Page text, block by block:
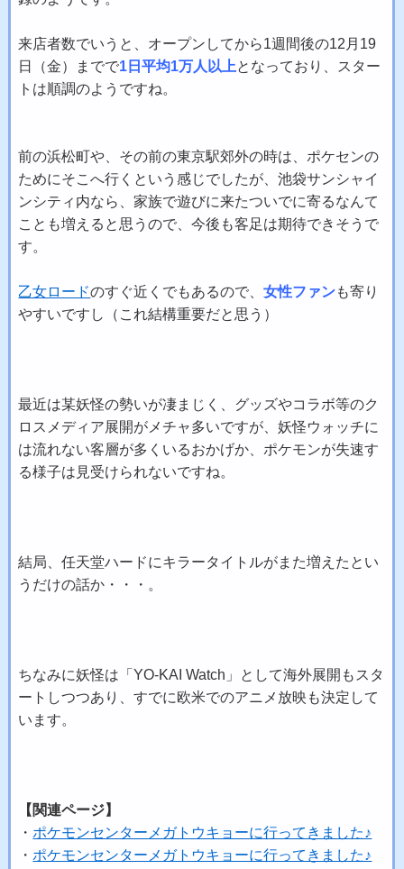
来店者数でいうと、オープンしてから1週間後の12月19
日（金）までで1日平均1万人以上となっており、スター
トは順調のようですね。
前の浜松町や、その前の東京駅郊外の時は、ポケセンの
ためにそこへ行くという感じでしたが、池袋サンシャイ
ンシティ内なら、家族で遊びに来たついでに寄るなんて
ことも増えると思うので、今後も客足は期待できそうで
す。
乙女ロードのすぐ近くでもあるので、女性ファンも寄り
やすいですし（これ結構重要だと思う）
最近は某妖怪の勢いが凄まじく、グッズやコラボ等のク
ロスメディア展開がメチャ多いですが、妖怪ウォッチに
は流れない客層が多くいるおかげか、ポケモンが失速す
る様子は見受けられないですね。
結局、任天堂ハードにキラータイトルがまた増えたとい
うだけの話か・・・。
ちなみに妖怪は「YO-KAI Watch」として海外展開もスタ
ートしつつあり、すでに欧米でのアニメ放映も決定して
います。
【関連ページ】
・ ポケモンセンターメガトウキョーに行ってきました♪
・ ポケモンセンターメガトウキョーに行ってきました♪